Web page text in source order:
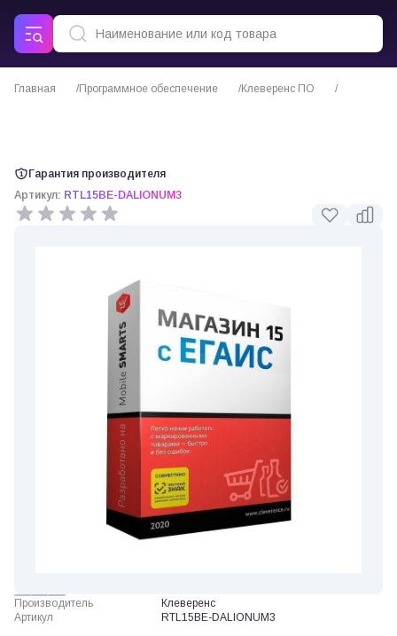
Главная Программное обеспечение
Клеверенс ПО
Гарантия производителя
Артикул: RTL15BE-DALIONUM3
Производитель
Клеверенс
Артикул
RTL15BE-DALIONUM3